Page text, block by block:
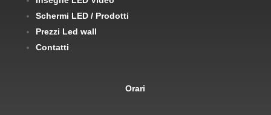
Schermi LED / Prodotti
Prezzi Led wall
Contatti
Orari